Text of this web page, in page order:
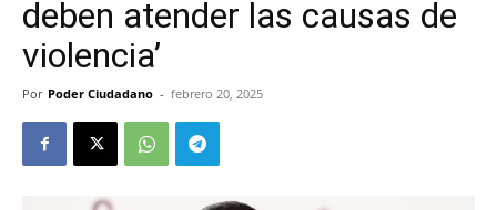
deben atender las causas de
violencia’
Por Poder Ciudadano - febrero 20, 2025